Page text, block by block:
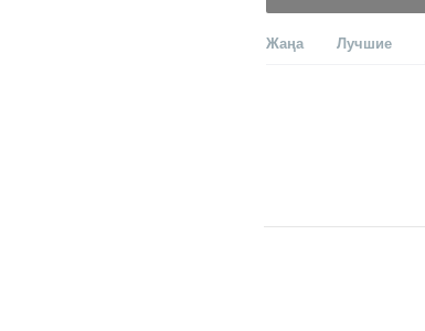
Жаңа Лучшие